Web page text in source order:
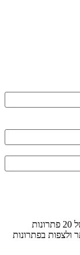
המנוי אינו מתחדש אוטומטית. ישנה הגבלת צפיה של 20 פתרונות
ולצפות בפתרונות